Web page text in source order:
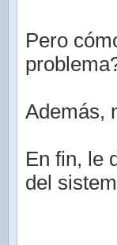
Pero
Además,
En fin, le
del